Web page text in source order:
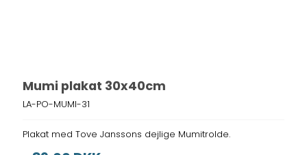
Mumi plakat 30x40cm
LA-PO-MUMI-31
Plakat med Tove Janssons dejlige Mumitrolde.